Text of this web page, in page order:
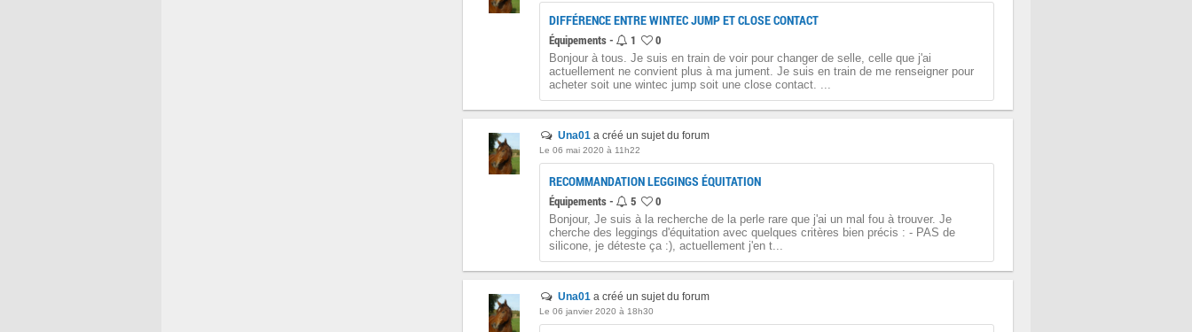
DIFFÉRENCE ENTRE WINTEC JUMP ET CLOSE CONTACT
Équipements - 1 0
Bonjour à tous. Je suis en train de voir pour changer de selle, celle que j'ai
actuellement ne convient plus à ma jument. Je suis en train de me renseigner pour
acheter soit une wintec jump soit une close contact. ...
Una01 a créé un sujet du forum
Le 06 mai 2020 à 11h22
RECOMMANDATION LEGGINGS ÉQUITATION
Équipements - 5 0
Bonjour, Je suis à la recherche de la perle rare que j'ai un mal fou à trouver. Je
cherche des leggings d'équitation avec quelques critères bien précis : - PAS de
silicone, je déteste ça :), actuellement j'en t...
Una01 a créé un sujet du forum
Le 06 janvier 2020 à 18h30